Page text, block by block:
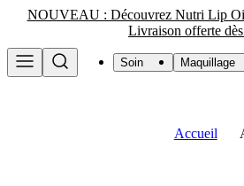
NOUVEAU : Découvrez Nutri Lip
Livraison offerte
Soin Maquillage
Accueil